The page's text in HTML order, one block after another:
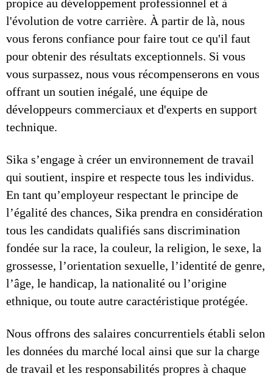
propice au développement professionnel et à
l'évolution de votre carrière. À partir de là, nous
vous ferons confiance pour faire tout ce qu'il faut
pour obtenir des résultats exceptionnels. Si vous
vous surpassez, nous vous récompenserons en vous
offrant un soutien inégalé, une équipe de
développeurs commerciaux et d'experts en support
technique.
Sika s’engage à créer un environnement de travail
qui soutient, inspire et respecte tous les individus.
En tant qu’employeur respectant le principe de
l’égalité des chances, Sika prendra en considération
tous les candidats qualifiés sans discrimination
fondée sur la race, la couleur, la religion, le sexe, la
grossesse, l’orientation sexuelle, l’identité de genre,
l’âge, le handicap, la nationalité ou l’origine
ethnique, ou toute autre caractéristique protégée.
Nous offrons des salaires concurrentiels établi selon
les données du marché local ainsi que sur la charge
de travail et les responsabilités propres à chaque